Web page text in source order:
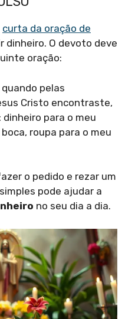
curta da oração de
dinheiro. O devoto deve
oração:
pelas
Cristo encontraste,
para o meu
roupa para o meu
o pedido e rezar um
pode ajudar a
no seu dia a dia.